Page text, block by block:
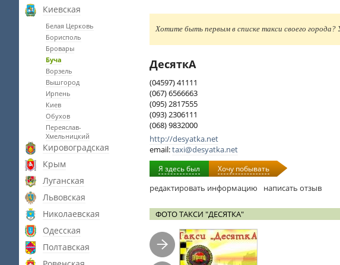
Киевская
Белая Церковь
Борисполь
Бровары
Буча
Ворзель
Вышгород
Ирпень
Киев
Обухов
Переяслав-
Хмельницкий
Кировоградская
Крым
Луганская
Львовская
Николаевская
Одесская
Полтавская
Хотите быть первым в списке такси своего города?
ДесяткА
(04597) 41111
(067) 6566663
(095) 2817555
(093) 2306111
(068) 9832000
http://desyatka.net
email:taxi@desyatka.net
Я здесь был Хочу побывать
редактировать информацию написать отзыв
ФОТО ТАКСИ "ДЕСЯТКА"